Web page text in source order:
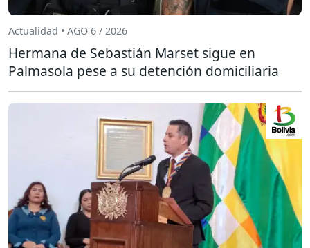
Actualidad • AGO 6 / 2026
Hermana de Sebastián Marset sigue en
Palmasola pese a su detención domiciliaria